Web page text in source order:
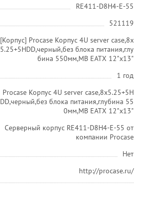
RE411-D8H4-E-55
521119
[Корпус] Procase Корпус 4U server case,8x
5.25+5HDD,черный,без блока питания,глу
бина 550мм,MB EATX 12"x13"
1 год
Procase Корпус 4U server case,8x5.25+5H
DD,черный,без блока питания,глубина 55
0мм,MB EATX 12"x13"
Серверный корпус RE411-D8H4-E-55 от
компании Procase
Нет
http://procase.ru/